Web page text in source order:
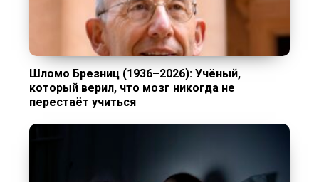
Шломо Брезниц (1936–2026): Учёный,
который верил, что мозг никогда не
перестаёт учиться